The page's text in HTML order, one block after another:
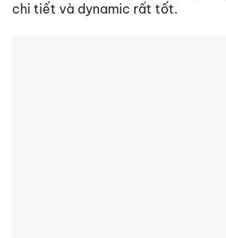
chi tiết và dynamic rất tốt.